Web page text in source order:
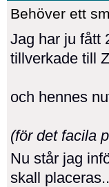
Behöver ett
Jag har ju fått
tillverkade till
och hennes
(för det facila
Nu står jag
skall